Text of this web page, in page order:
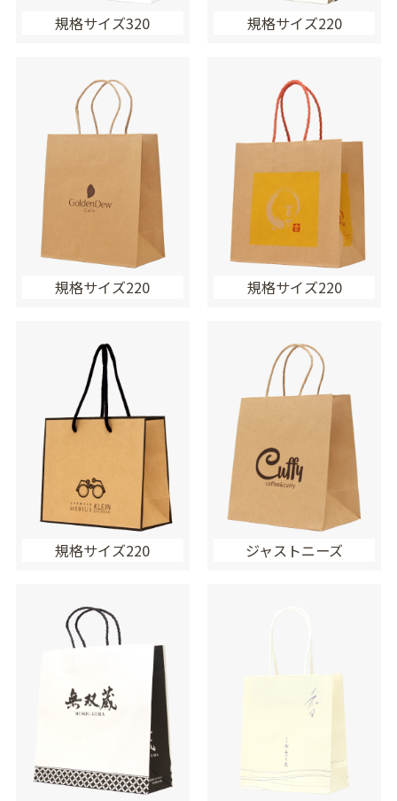
規格サイズ320 規格サイズ220
規格サイズ220 規格サイズ220
規格サイズ220 ジャストニーズ